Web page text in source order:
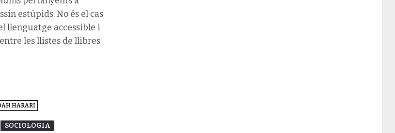
estúpids. No és el cas
llenguatge accessible i
les llistes de llibres
HARARI
SOCIOLOGIA